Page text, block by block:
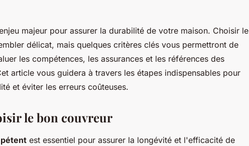
pour choisir
majeur pour assurer la durabilité de votre maison. Choisir le
délicat, mais quelques critères clés vous permettront de
les compétences, les assurances et les références des
article vous guidera à travers les étapes indispensables pour
et éviter les erreurs coûteuses.
le bon couvreur
est essentiel pour assurer la longévité et l'efficacité de